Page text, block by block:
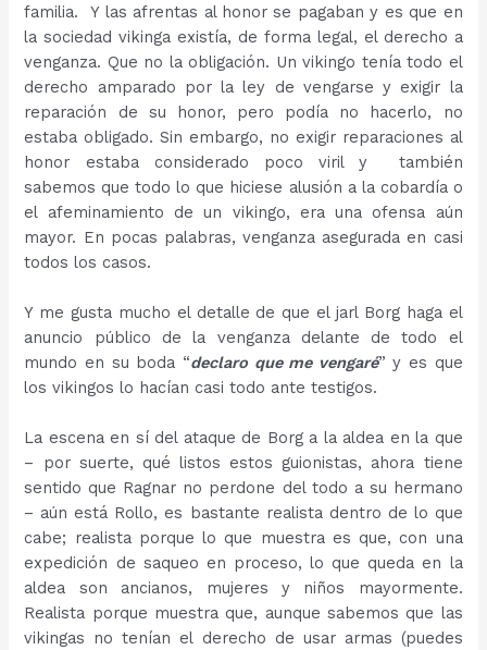
familia. Y las afrentas al honor se pagaban y es que en
la sociedad vikinga existía, de forma legal, el derecho a
venganza. Que no la obligación. Un vikingo tenía todo el
derecho amparado por la ley de vengarse y exigir la
reparación de su honor, pero podía no hacerlo, no
estaba obligado. Sin embargo, no exigir reparaciones al
honor estaba considerado poco viril y también
sabemos que todo lo que hiciese alusión a la cobardía o
el afeminamiento de un vikingo, era una ofensa aún
mayor. En pocas palabras, venganza asegurada en casi
todos los casos.
Y me gusta mucho el detalle de que el jarl Borg haga el
anuncio público de la venganza delante de todo el
mundo en su boda “declaro que me vengaré” y es que
los vikingos lo hacían casi todo ante testigos.
La escena en sí del ataque de Borg a la aldea en la que
– por suerte, qué listos estos guionistas, ahora tiene
sentido que Ragnar no perdone del todo a su hermano
– aún está Rollo, es bastante realista dentro de lo que
cabe; realista porque lo que muestra es que, con una
expedición de saqueo en proceso, lo que queda en la
aldea son ancianos, mujeres y niños mayormente.
Realista porque muestra que, aunque sabemos que las
vikingas no tenían el derecho de usar armas (puedes